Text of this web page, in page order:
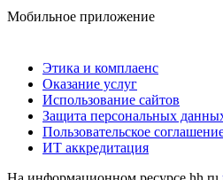
Мобильное приложение
Этика и комплаенс
Оказание услуг
Использование сайтов
Защита персональных
Пользовательское
ИТ аккредитация